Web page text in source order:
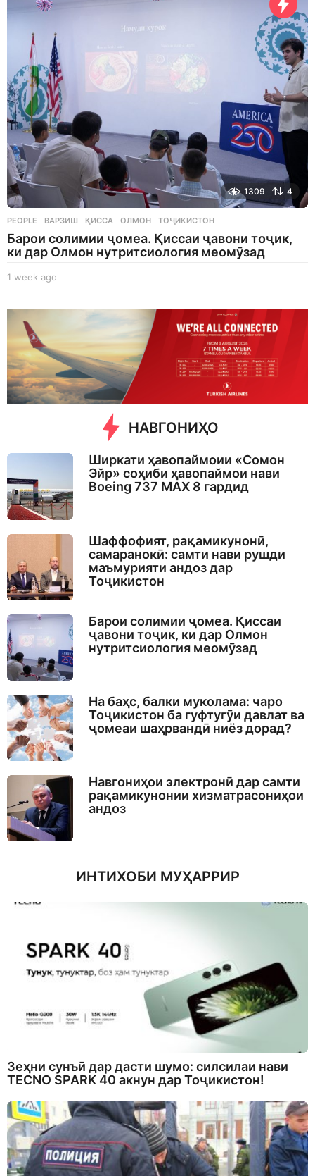
g
o
1309 4
PEOPLE ВАРЗИШ ,ҚИССА ,ОЛМОН ,ТОҶИКИСТОН
Барои солимии ҷомеа. Қиссаи ҷавони тоҷик,
ки дар Олмон нутритсиология меомӯзад
1 week ago
g
o
НАВГОНИҲО
Ширкати ҳавопаймоии «Сомон
Эйр» соҳиби ҳавопаймои нави
Boeing 737 MAX 8 гардид
Шаффофият, рақамикунонӣ,
самаранокӣ: самти нави рушди
маъмурияти андоз дар
Тоҷикистон
Барои солимии ҷомеа. Қиссаи
ҷавони тоҷик, ки дар Олмон
нутритсиология меомӯзад
На баҳс, балки муколама: чаро
Тоҷикистон ба гуфтугӯи давлат ва
ҷомеаи шаҳрвандӣ ниёз дорад?
Навгониҳои электронӣ дар самти
рақамикунонии хизматрасониҳои
андоз
ИНТИХОБИ МУҲАРРИР
Зеҳни сунъӣ дар дасти шумо: силсилаи нави
TECNO SPARK 40 акнун дар Тоҷикистон!